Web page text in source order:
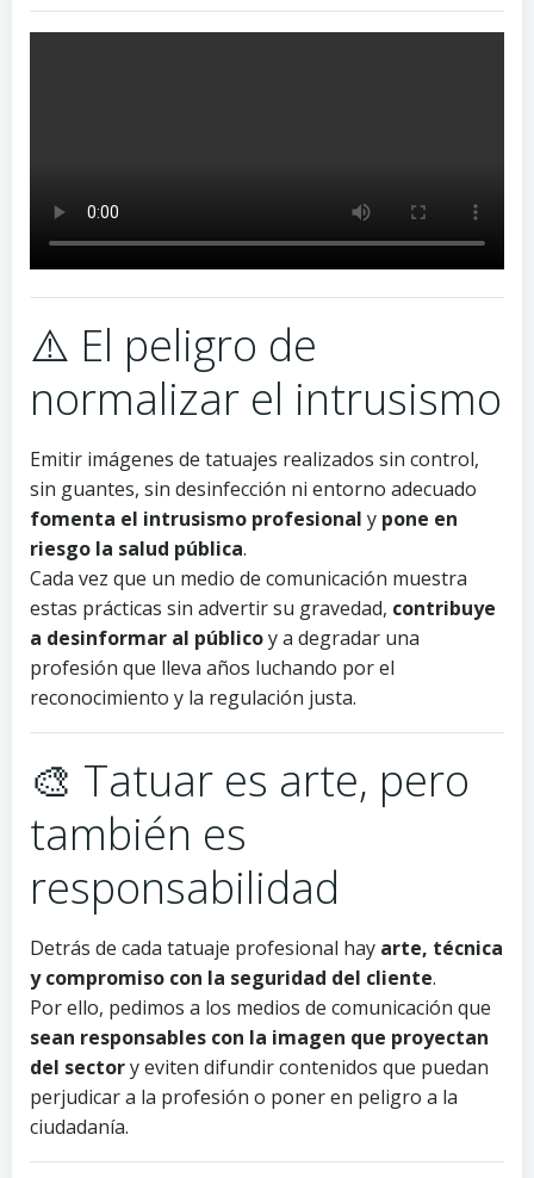
⚠️ El peligro de
normalizar el intrusismo
Emitir imágenes de tatuajes realizados sin control,
sin guantes, sin desinfección ni entorno adecuado
fomenta el intrusismo profesional y pone en
riesgo la salud pública.
Cada vez que un medio de comunicación muestra
estas prácticas sin advertir su gravedad, contribuye
a desinformar al públicoy a degradar una
profesión que lleva años luchando por el
reconocimiento y la regulación justa.
🎨 Tatuar es arte, pero
también es
responsabilidad
Detrás de cada tatuaje profesional hay arte, técnica
y compromiso con la seguridad del cliente.
Por ello, pedimos a los medios de comunicación que
sean responsables con la imagen que proyectan
del sectory eviten difundir contenidos que puedan
perjudicar a la profesión o poner en peligro a la
ciudadanía.